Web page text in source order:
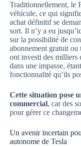
Traditionnellement, le
véhicule, ce qui
achat définitif se
sort. Il n’y a eu
sur la possibilité de
abonnement gratuit
ont investi des milliers
dans une impasse,
fonctionnalité qu’ils
Cette situation pose
commercial, car des
pour gérer ce
Un avenir incertain
autonome de Tesla